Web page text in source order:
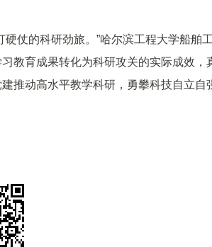
仗的科研劲旅。”哈尔滨工程大学船舶
教育成果转化为科研攻关的实际成效，
推动高水平教学科研，勇攀科技自立自